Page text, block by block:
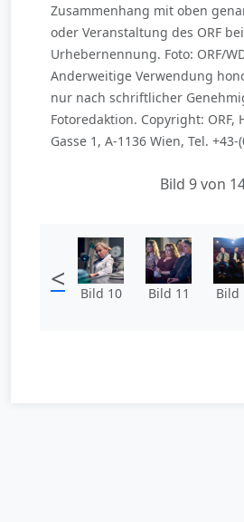
Zusammenhang mit oben
oder Veranstaltung des ORF bei
Urhebernennung. Foto: ORF/
Anderweitige Verwendung
nur nach schriftlicher
Fotoredaktion. Copyright: ORF,
Gasse 1, A-1136 Wien, Tel. +43-
Bild 9 von
< Bild 10 Bild 11 Bild